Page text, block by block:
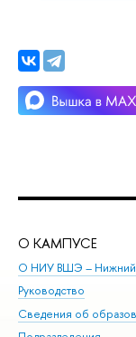
О КАМПУСЕ
О НИУ ВШЭ – Нижний
Руководство
Сведения об